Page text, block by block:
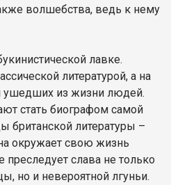
волшебства, ведь к нему
лавке.
литературой, а на
ушедших из жизни людей.
стать биографом самой
британской литературы –
окружает свою жизнь
слава не только
но и невероятной лгуньи.